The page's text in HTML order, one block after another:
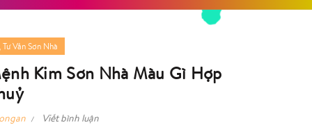
, Tư Vấn Sơn Nhà
Kim Sơn Nhà Màu Gì Hợp
Viết bình luận